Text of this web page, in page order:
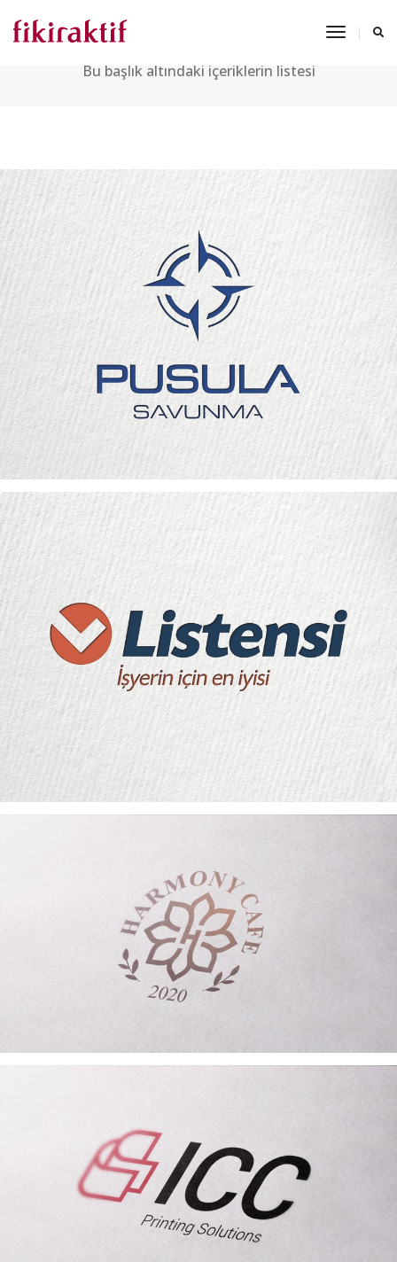
Toggle
Bu başlık altındaki içeriklerin listesi
PUSULA SAVUNMA LOGO VE KURUMSAL KIMLIK
LISTENSI LOGO VE KURUMSAL KIMLIK
HARMONY CAFE LOGO TASARIMI
ICC BÜRO MAKINELERI LOGO TASARIMI